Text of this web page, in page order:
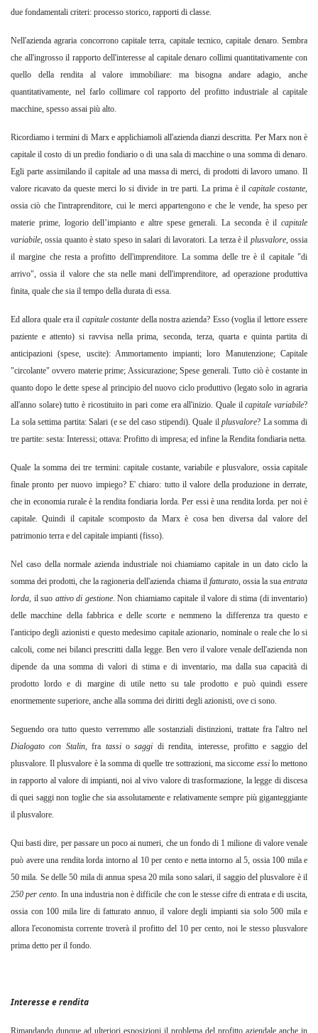
due fondamentali criteri: processo storico, rapporti di classe.
Nell'azienda agraria concorrono capitale terra, capitale tecnico, capitale denaro. Sembra
che all'ingrosso il rapporto dell'interesse al capitale denaro collimi quantitativamente con
quello della rendita al valore immobiliare: ma bisogna andare adagio, anche
quantitativamente, nel farlo collimare col rapporto del profitto industriale al capitale
macchine, spesso assai più alto.
Ricordiamo i termini di Marx e applichiamoli all'azienda dianzi descritta. Per Marx non è
capitale il costo di un predio fondiario o di una sala di macchine o una somma di denaro.
Egli parte assimilando il capitale ad una massa di merci, di prodotti di lavoro umano. Il
valore ricavato da queste merci lo si divide in tre parti. La prima è ilcapitale costante,
ossia ciò che l'intraprenditore, cui le merci appartengono e che le vende, ha speso per
materie prime, logorio dell’impianto e altre spese generali. La seconda è il capitale
variabile, ossia quanto è stato speso in salari di lavoratori. La terza è il plusvalore, ossia
il margine che resta a profitto dell'imprenditore. La somma delle tre è il capitale "di
arrivo", ossia il valore che sta nelle mani dell'imprenditore, ad operazione produttiva
finita, quale che sia il tempo della durata di essa.
Ed allora quale era il capitale costante della nostra azienda? Esso (voglia il lettore essere
paziente e attento) si ravvisa nella prima, seconda, terza, quarta e quinta partita di
anticipazioni (spese, uscite): Ammortamento impianti; loro Manutenzione; Capitale
"circolante" ovvero materie prime; Assicurazione; Spese generali. Tutto ciò è costante in
quanto dopo le dette spese al principio del nuovo ciclo produttivo (legato solo in agraria
all'anno solare) tutto è ricostituito in pari come era all'inizio. Quale ilcapitale variabile?
La sola settima partita: Salari (e se del caso stipendi). Quale ilplusvalore? La somma di
tre partite: sesta: Interessi; ottava: Profitto di impresa; ed infine la Rendita fondiaria netta.
Quale la somma dei tre termini: capitale costante, variabile e plusvalore, ossia capitale
finale pronto per nuovo impiego? E' chiaro: tutto il valore della produzione in derrate,
che in economia rurale è la rendita fondiaria lorda. Per essi è una rendita lorda. per noi è
capitale. Quindi il capitale scomposto da Marx è cosa ben diversa dal valore del
patrimonio terra e del capitale impianti (fisso).
Nel caso della normale azienda industriale noi chiamiamo capitale in un dato ciclo la
somma dei prodotti, che la ragioneria dell'azienda chiama il fatturato, ossia la suaentrata
lorda, il suo attivo di gestione. Non chiamiamo capitale il valore di stima (di inventario)
delle macchine della fabbrica e delle scorte e nemmeno la differenza tra questo e
l'anticipo degli azionisti e questo medesimo capitale azionario, nominale o reale che lo si
calcoli, come nei bilanci prescritti dalla legge. Ben vero il valore venale dell'azienda non
dipende da una somma di valori di stima e di inventario, ma dalla sua capacità di
prodotto lordo e di margine di utile netto su tale prodotto e può quindi essere
enormemente superiore, anche alla somma dei diritti degli azionisti, ove ci sono.
Seguendo ora tutto questo verremmo alle sostanziali distinzioni, trattate fra l'altro nel
Dialogato con Stalin, fra tassi osaggi di rendita, interesse, profitto e saggio del
plusvalore. Il plusvalore è la somma di quelle tre sottrazioni, ma siccome essi lo mettono
in rapporto al valore di impianti, noi al vivo valore di trasformazione, la legge di discesa
di quei saggi non toglie che sia assolutamente e relativamente sempre più giganteggiante
il plusvalore.
Qui basti dire, per passare un poco ai numeri, che un fondo di 1 milione di valore venale
può avere una rendita lorda intorno al 10 per cento e netta intorno al 5, ossia 100 mila e
50 mila. Se delle 50 mila di annua spesa 20 mila sono salari, il saggio del plusvalore è il
250 per cento. In una industria non è difficile che con le stesse cifre di entrata e di uscita,
ossia con 100 mila lire di fatturato annuo, il valore degli impianti sia solo 500 mila e
allora l'economista corrente troverà il profitto del 10 per cento, noi le stesso plusvalore
prima detto per il fondo.
Interesse e rendita